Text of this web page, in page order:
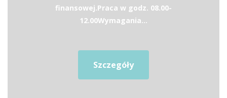
finansowej.Praca w godz. 08.00-
12.00Wymagania...
Szczegóły